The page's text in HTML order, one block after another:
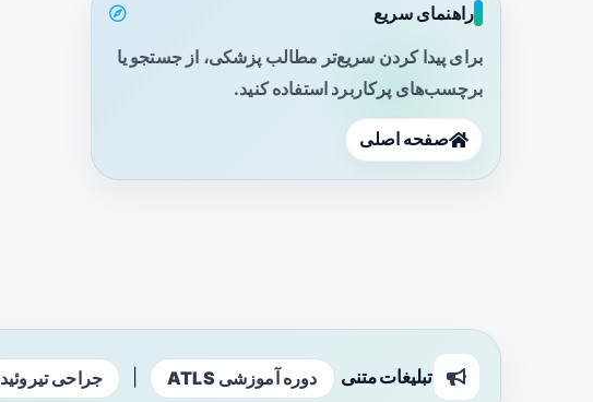
راهنمای سریع
برای پیدا کردن سریع‌تر مطالب پزشکی، از جستجو یا
برچسب‌های پرکاربرد استفاده کنید.
صفحه اصلی
تبلیغات متنی دوره آموزشی ATLS جراحی تیروئید